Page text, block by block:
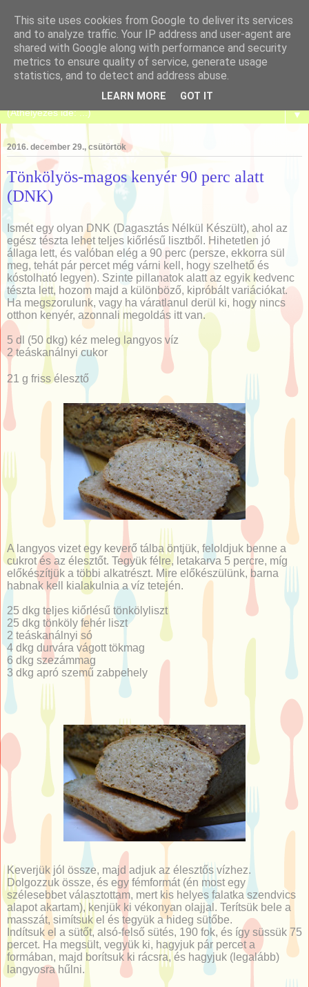
Tanulj meg sütni!
▼
2016. december 29., csütörtök
Tönkölyös-magos kenyér 90 perc alatt
(DNK)
Ismét egy olyan DNK (Dagasztás Nélkül Készült), ahol az
egész tészta lehet teljes kiőrlésű lisztből. Hihetetlen jó
állaga lett, és valóban elég a 90 perc (persze, ekkorra sül
meg, tehát pár percet még várni kell, hogy szelhető és
kóstolható legyen). Szinte pillanatok alatt az egyik kedvenc
tészta lett, hozom majd a különböző, kipróbált variációkat.
Ha megszorulunk, vagy ha váratlanul derül ki, hogy nincs
otthon kenyér, azonnali megoldás itt van.
5 dl (50 dkg) kéz meleg langyos víz
2 teáskanálnyi cukor
21 g friss élesztő
A langyos vizet egy keverő tálba öntjük, feloldjuk benne a
cukrot és az élesztőt. Tegyük félre, letakarva 5 percre, míg
előkészítjük a többi alkatrészt. Mire előkészülünk, barna
habnak kell kialakulnia a víz tetején.
25 dkg teljes kiőrlésű tönkölyliszt
25 dkg tönköly fehér liszt
2 teáskanálnyi só
4 dkg durvára vágott tökmag
6 dkg szezámmag
3 dkg apró szemű zabpehely
Keverjük jól össze, majd adjuk az élesztős vízhez.
Dolgozzuk össze, és egy fémformát (én most egy
szélesebbet választottam, mert kis helyes falatka szendvics
alapot akartam), kenjük ki vékonyan olajjal. Terítsük bele a
masszát, simítsuk el és tegyük a hideg sütőbe.
Indítsuk el a sütőt, alsó-felső sütés, 190 fok, és így süssük 75
percet. Ha megsült, vegyük ki, hagyjuk pár percet a
formában, majd borítsuk ki rácsra, és hagyjuk (legalább)
langyosra hűlni.
This site uses cookies from Google to deliver its services
and to analyze traffic. Your IP address and user-agent are
shared with Google along with performance and security
metrics to ensure quality of service, generate usage
statistics, and to detect and address abuse.
LEARN MORE GOT IT